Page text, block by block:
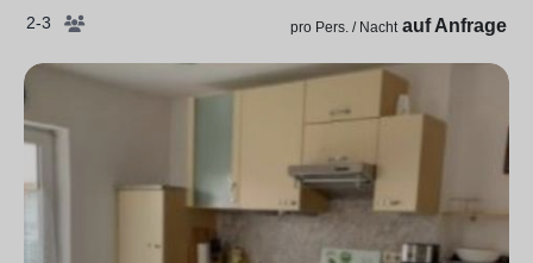
2-3 pro Pers. / Nacht auf Anfrage